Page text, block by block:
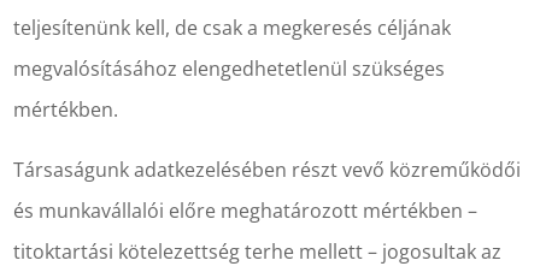
teljesítenünk kell, de csak a megkeresés céljának
megvalósításához elengedhetetlenül szükséges
mértékben.
Társaságunk adatkezelésében részt vevő közreműködői
és munkavállalói előre meghatározott mértékben –
titoktartási kötelezettség terhe mellett – jogosultak az